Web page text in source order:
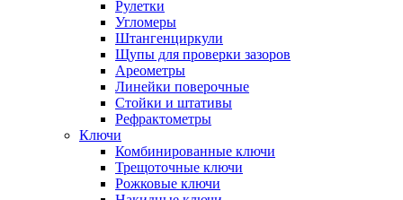
Рулетки
Угломеры
Штангенциркули
Щупы для проверки зазоров
Ареометры
Линейки поверочные
Стойки и штативы
Рефрактометры
Ключи
Комбинированные ключи
Трещоточные ключи
Рожковые ключи